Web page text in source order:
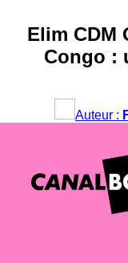
Elim CDM
Congo :
Auteur :